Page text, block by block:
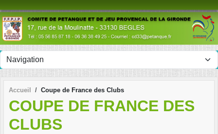
Accueil Coupe de France des Clubs
COUPE DE FRANCE DES
CLUBS